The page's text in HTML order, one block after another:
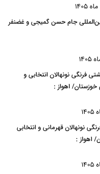
جام حسن گمیجی و غضنفر
فرنگی نونهالان انتخابی و
خوزستان/ اهواز :
نونهالان قهرمانی و انتخابی
اهواز :